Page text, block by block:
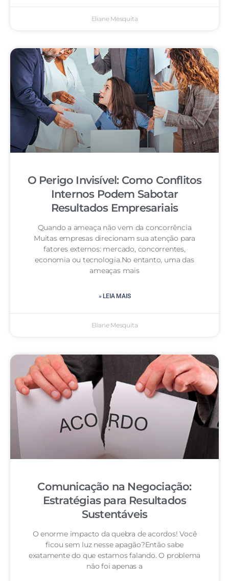
Eliane Mesquita
O Perigo Invisível: Como Conflitos
Internos Podem Sabotar
Resultados Empresariais
Quando a ameaça não vem da concorrência
Muitas empresas direcionam sua atenção para
fatores externos: mercado, concorrentes,
economia ou tecnologia.No entanto, uma das
ameaças mais
» LEIA MAIS
Eliane Mesquita
Comunicação na Negociação:
Estratégias para Resultados
Sustentáveis
O enorme impacto da quebra de acordos! Você
ficou sem luz nesse apagão?Então sabe
exatamente do que estamos falando. O problema
não foi apenas a